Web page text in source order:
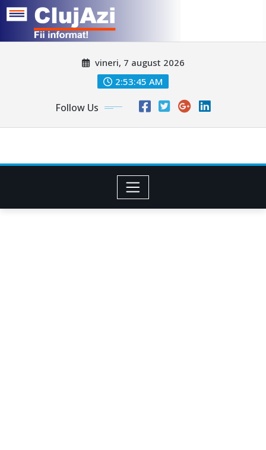
vineri, 7 august 2026
2:53:47 AM
Follow Us